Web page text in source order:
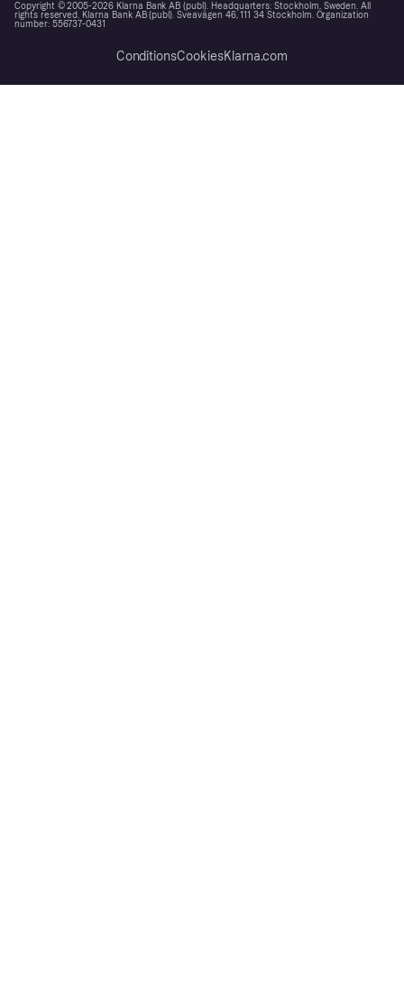
Copyright © 2005-2026 Klarna Bank AB (publ). Headquarters: Stockholm, Sweden. All
rights reserved. Klarna Bank AB (publ). Sveavägen 46, 111 34 Stockholm. Organization
number: 556737-0431
ConditionsCookiesKlarna.com